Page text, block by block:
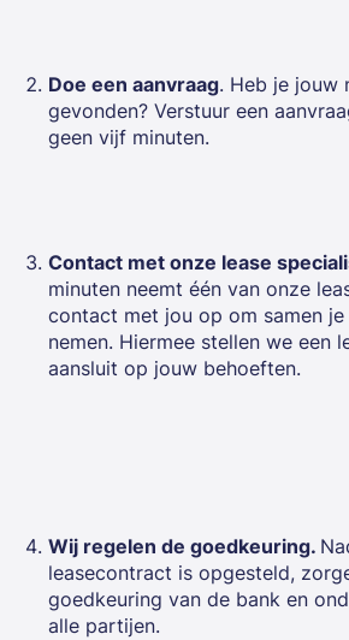
Doe een aanvraag. Heb je jouw
gevonden? Verstuur een
geen vijf minuten.
Contact met onze lease
minuten neemt één van onze
contact met jou op om samen
nemen. Hiermee stellen we een
aansluit op jouw behoeften.
Wij regelen de goedkeuring.
leasecontract is opgesteld,
goedkeuring van de bank en
alle partijen.